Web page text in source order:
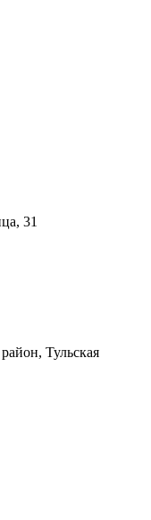
31
Тульская